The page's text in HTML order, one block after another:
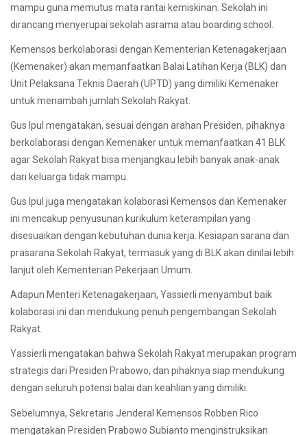
mampu guna memutus mata rantai kemiskinan. Sekolah ini
dirancang menyerupai sekolah asrama atau boarding school.
Kemensos berkolaborasi dengan Kementerian Ketenagakerjaan
(Kemenaker) akan memanfaatkan Balai Latihan Kerja (BLK) dan
Unit Pelaksana Teknis Daerah (UPTD) yang dimiliki Kemenaker
untuk menambah jumlah Sekolah Rakyat.
Gus Ipul mengatakan, sesuai dengan arahan Presiden, pihaknya
berkolaborasi dengan Kemenaker untuk memanfaatkan 41 BLK
agar Sekolah Rakyat bisa menjangkau lebih banyak anak-anak
dari keluarga tidak mampu.
Gus Ipul juga mengatakan kolaborasi Kemensos dan Kemenaker
ini mencakup penyusunan kurikulum keterampilan yang
disesuaikan dengan kebutuhan dunia kerja. Kesiapan sarana dan
prasarana Sekolah Rakyat, termasuk yang di BLK akan dinilai lebih
lanjut oleh Kementerian Pekerjaan Umum.
Adapun Menteri Ketenagakerjaan, Yassierli menyambut baik
kolaborasi ini dan mendukung penuh pengembangan Sekolah
Rakyat.
Yassierli mengatakan bahwa Sekolah Rakyat merupakan program
strategis dari Presiden Prabowo, dan pihaknya siap mendukung
dengan seluruh potensi balai dan keahlian yang dimiliki.
Sebelumnya, Sekretaris Jenderal Kemensos Robben Rico
mengatakan Presiden Prabowo Subianto menginstruksikan